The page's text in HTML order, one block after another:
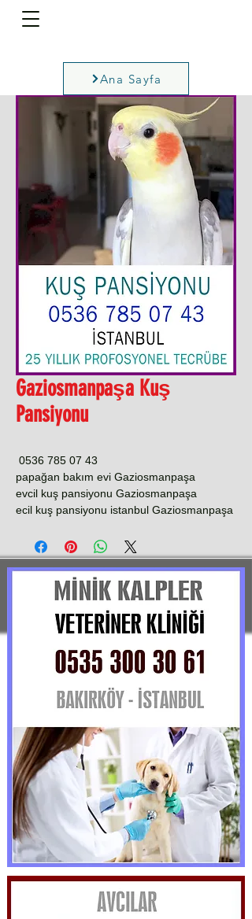
Ana Sayfa
Gaziosmanpaşa Kuş
Pansiyonu
0536 785 07 43
papağan bakım evi Gaziosmanpaşa
evcil kuş pansiyonu Gaziosmanpaşa
ecil kuş pansiyonu istanbul Gaziosmanpaşa